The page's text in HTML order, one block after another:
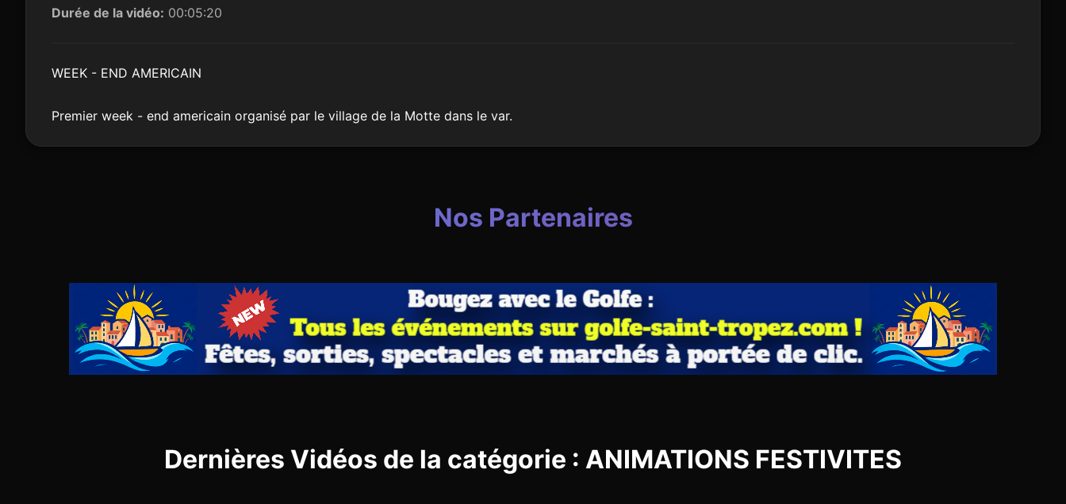
Durée de la vidéo: 00:05:20
WEEK - END AMERICAIN
Premier week - end americain organisé par le village de la Motte dans le var.
Nos Partenaires
Dernières Vidéos de la catégorie : ANIMATIONS FESTIVITES